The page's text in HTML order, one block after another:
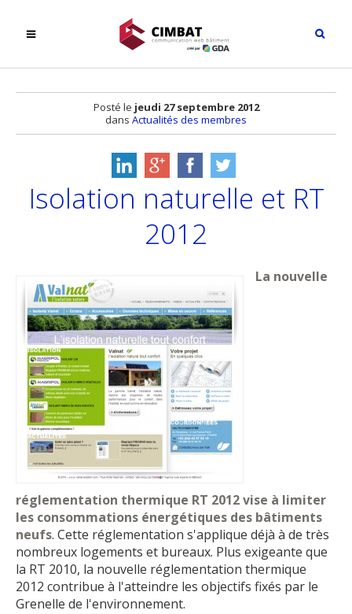
Posté le jeudi 27 septembre 2012
dans Actualités des membres
Isolation naturelle et RT
2012
La nouvelle
réglementation thermique RT 2012 vise à limiter
les consommations énergétiques des bâtiments
neufs. Cette réglementation s'applique déjà à de très
nombreux logements et bureaux. Plus exigeante que
la RT 2010, la nouvelle réglementation thermique
2012 contribue à l'atteindre les objectifs fixés par le
Grenelle de l'environnement.